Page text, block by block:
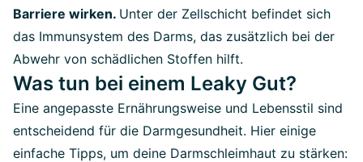
Barriere wirken. Unter der Zellschicht befindet sich
das Immunsystem des Darms, das zusätzlich bei der
Abwehr von schädlichen Stoffen hilft.
Was tun bei einem Leaky Gut?
Eine angepasste Ernährungsweise und Lebensstil sind
entscheidend für die Darmgesundheit. Hier einige
einfache Tipps, um deine Darmschleimhaut zu stärken: